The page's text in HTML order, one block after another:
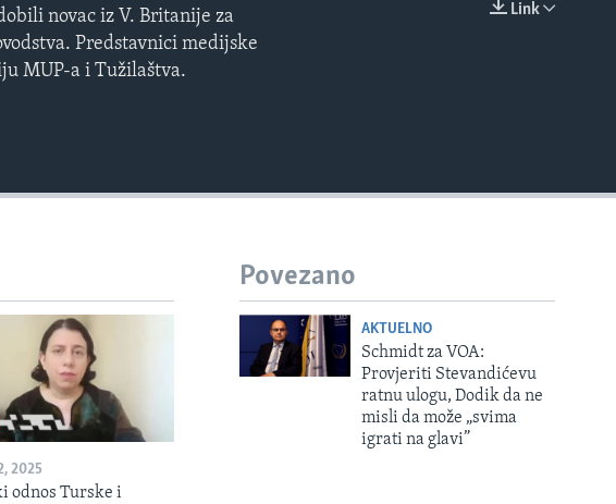
Link
novac iz V. Britanije za
Predstavnici medijske
MUP-a i Tužilaštva.
Povezano
AKTUELNO
Schmidt za VOA:
Provjeriti Stevandićevu
ratnu ulogu, Dodik da ne
misli da može „svima
igrati na glavi”
2025
odnos Turske i